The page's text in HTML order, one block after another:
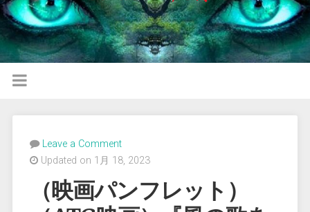
Leave a Comment
Updated on 1月 18, 2023
（映画パンフレット）